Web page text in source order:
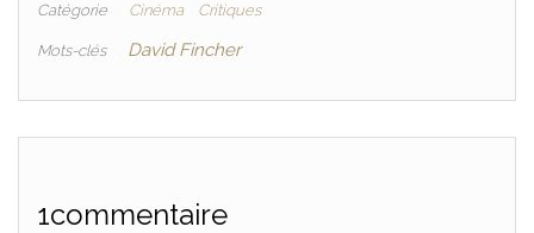
Catégorie Cinéma Critiques
Mots-clés David Fincher
1commentaire